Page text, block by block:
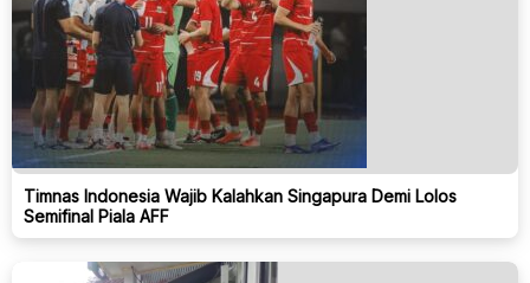
Timnas Indonesia Wajib Kalahkan Singapura Demi Lolos
Semifinal Piala AFF